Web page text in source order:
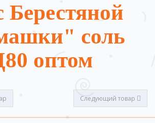
Берестяной
соль
оптом
Следующий товар